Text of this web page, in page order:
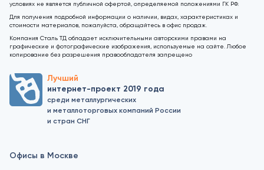
условиях не является публичной офертой, определяемой положениями ГК РФ.
Для получения подробной информации о наличии, видах, характеристиках и
стоимости материалов, пожалуйста, обращайтесь в офис продаж.
Компания Сталь ТД обладает исключительными авторскими правами на
графические и фотографические изображения, используемые на сайте. Любое
копирование без разрешения правообладателя запрещено
Лучший
интернет-проект 2019 года
среди металлургических
и металлоторговых компаний России
и стран СНГ
Офисы в Москве